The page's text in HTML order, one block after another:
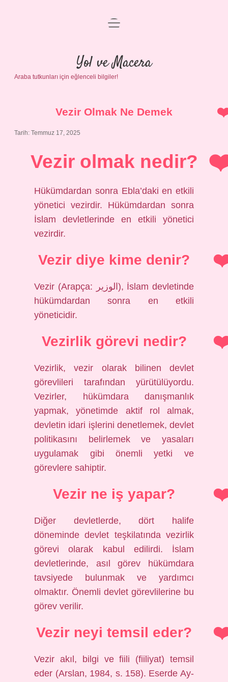
Anasayfa
Gizlilik Politikası
Yasal Uyarı
menüyü
Yol ve Macera
Araba tutkunları için eğlenceli bilgiler!
Vezir Olmak Ne Demek
Tarih: Temmuz 17, 2025
Vezir olmak nedir?
Hükümdardan sonra Ebla’daki en etkili
yönetici vezirdir. Hükümdardan sonra
İslam devletlerinde en etkili yönetici
vezirdir.
Vezir diye kime denir?
Vezir (Arapça: الوزير), İslam devletinde
hükümdardan sonra en etkili
yöneticidir.
Vezirlik görevi nedir?
Vezirlik, vezir olarak bilinen devlet
görevlileri tarafından yürütülüyordu.
Vezirler, hükümdara danışmanlık
yapmak, yönetimde aktif rol almak,
devletin idari işlerini denetlemek, devlet
politikasını belirlemek ve yasaları
uygulamak gibi önemli yetki ve
görevlere sahiptir.
Vezir ne iş yapar?
Diğer devletlerde, dört halife
döneminde devlet teşkilatında vezirlik
görevi olarak kabul edilirdi. İslam
devletlerinde, asıl görev hükümdara
tavsiyede bulunmak ve yardımcı
olmaktır. Önemli devlet görevlilerine bu
görev verilir.
Vezir neyi temsil eder?
Vezir akıl, bilgi ve fiili (fiiliyat) temsil
eder (Arslan, 1984, s. 158). Eserde Ay-